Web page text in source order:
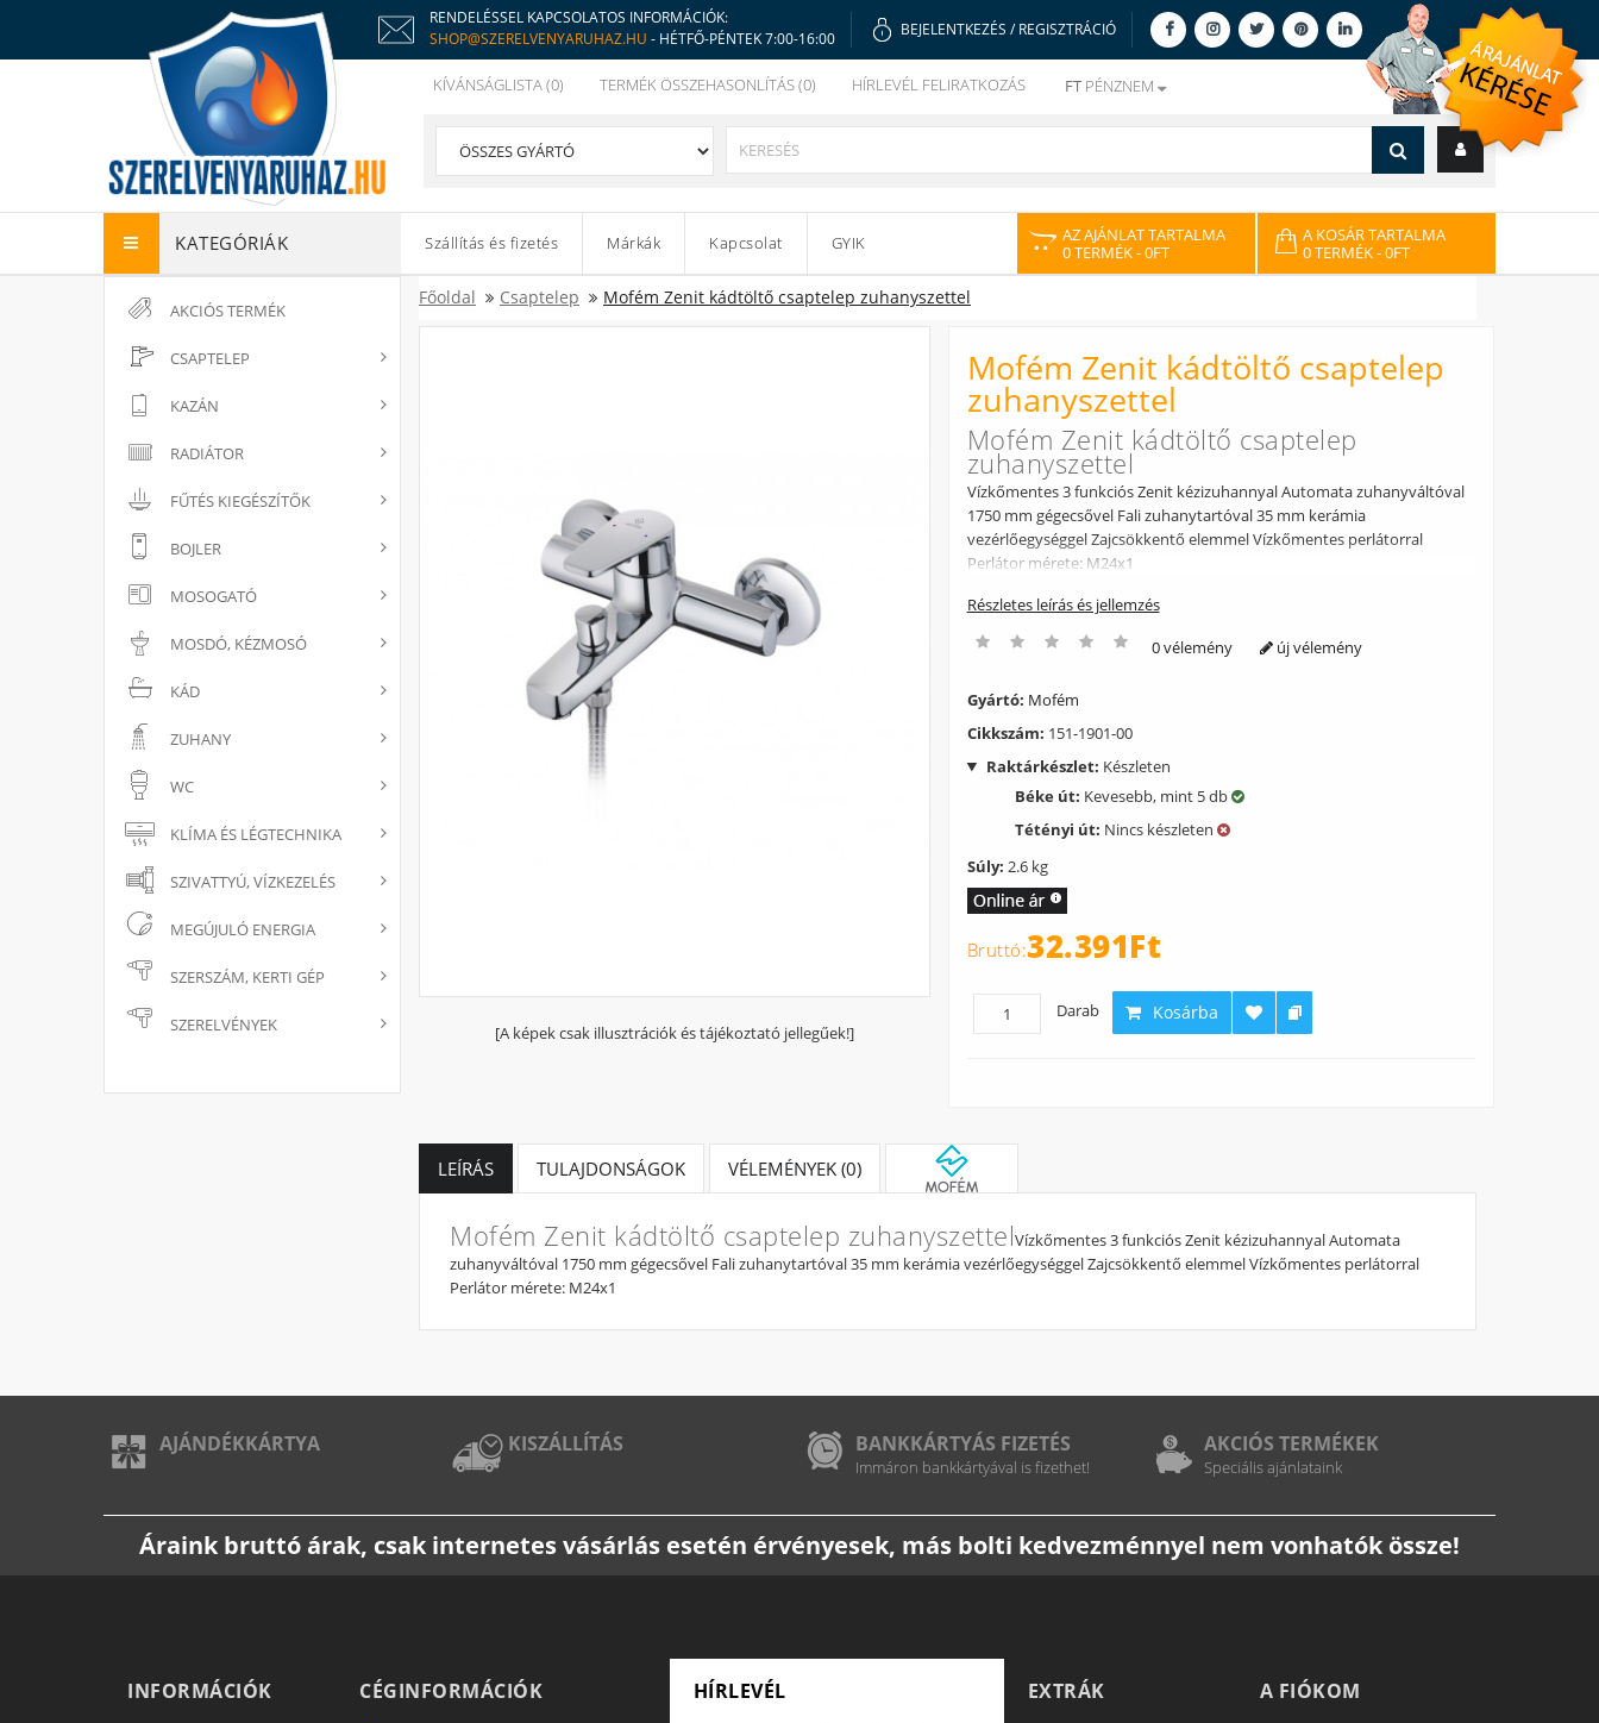
RENDELÉSSEL KAPCSOLATOS INFORMÁCIÓK:
SHOP@SZERELVENYARUHAZ.HU - HÉTFŐ-PÉNTEK 7:00-16:00
BEJELENTKEZÉS / REGISZTRÁCIÓ
KÍVÁNSÁGLISTA (0) TERMÉK ÖSSZEHASONLÍTÁS (0) HÍRLEVÉL FELIRATKOZÁS FT PÉNZNEM
KATEGÓRIÁK Szállítás és fizetés Márkák Kapcsolat GYIK
AZ AJÁNLAT TARTALMA
0 TERMÉK- 0FT
A KOSÁR TARTALMA
0 TERMÉK- 0FT
AKCIÓS TERMÉK
CSAPTELEP
KAZÁN
RADIÁTOR
FŰTÉS KIEGÉSZÍTŐK
BOJLER
MOSOGATÓ
MOSDÓ, KÉZMOSÓ
KÁD
ZUHANY
WC
KLÍMA ÉS LÉGTECHNIKA
SZIVATTYÚ, VÍZKEZELÉS
MEGÚJULÓ ENERGIA
SZERSZÁM, KERTI GÉP
SZERELVÉNYEK
Főoldal Csaptelep Mofém Zenit kádtöltő csaptelep zuhanyszettel
[A képek csak illusztrációk és tájékoztató jellegűek!]
Mofém Zenit kádtöltő csaptelep
zuhanyszettel
Mofém Zenit kádtöltő csaptelep
zuhanyszettel
Vízkőmentes 3 funkciós Zenit kézizuhannyal Automata zuhanyváltóval
1750 mm gégecsővel Fali zuhanytartóval 35 mm kerámia
vezérlőegységgel Zajcsökkentő elemmel Vízkőmentes perlátorral
Perlátor mérete: M24x1
Részletes leírás és jellemzés
0 vélemény új vélemény
Gyártó: Mofém
Cikkszám: 151-1901-00
Raktárkészlet: Készleten
Béke út: Kevesebb, mint 5 db
Tétényi út: Nincs készleten
Súly: 2.6 kg
32.391Ft
Darab Kosárba
LEÍRÁS TULAJDONSÁGOK VÉLEMÉNYEK (0)
Mofém Zenit kádtöltő csaptelep zuhanyszettelVízkőmentes 3 funkciós Zenit kézizuhannyal Automata
zuhanyváltóval 1750 mm gégecsővel Fali zuhanytartóval 35 mm kerámia vezérlőegységgel Zajcsökkentő elemmel Vízkőmentes perlátorral
Perlátor mérete: M24x1
AJÁNDÉKKÁRTYA KISZÁLLÍTÁS BANKKÁRTYÁS FIZETÉS
Immáron bankkártyával is fizethet!
AKCIÓS TERMÉKEK
Speciális ajánlataink
Áraink bruttó árak, csak internetes vásárlás esetén érvényesek, más bolti kedvezménnyel nem vonhatók össze!
INFORMÁCIÓK CÉGINFORMÁCIÓK HÍRLEVÉL EXTRÁK A FIÓKOM